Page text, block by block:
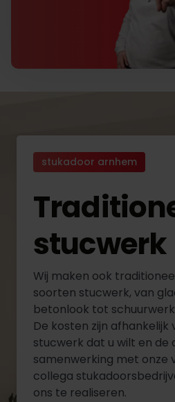
stukadoor arnhem
stucwerk
Wij maken ook
soorten stucwerk, van
betonlook tot
De kosten zijn
stucwerk dat u wilt en de
samenwerking met onze
collega
ons te realiseren.